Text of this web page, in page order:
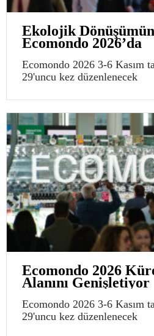
Ekolojik
Ecomondo 2026’da
Ecomondo 2026 3-6 Kasım
29'uncu kez düzenlenecek
Ecomondo 2026
Alanını Genişletiyor
Ecomondo 2026 3-6 Kasım
29'uncu kez düzenlenecek